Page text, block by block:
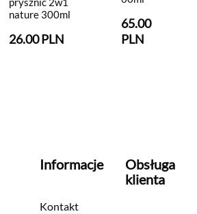
nature 300ml
26.00 PLN
65.00
PLN
Informacje
Kontakt
Obsługa
klienta